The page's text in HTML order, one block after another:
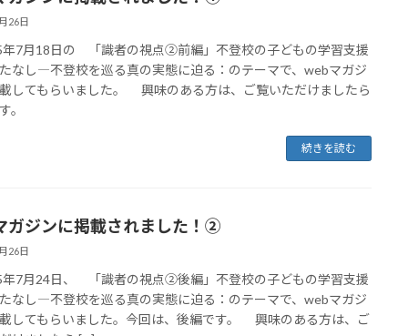
26日
7月18日の 「識者の視点②前編」不登校の子どもの学習支援
なし―不登校を巡る真の実態に迫る：のテーマで、webマガジ
してもらいました。 興味のある方は、ご覧いただけましたら
。
続きを読む
ガジンに掲載されました！②
26日
7月24日、 「識者の視点②後編」不登校の子どもの学習支援
なし―不登校を巡る真の実態に迫る：のテーマで、webマガジ
してもらいました。今回は、後編です。 興味のある方は、ご